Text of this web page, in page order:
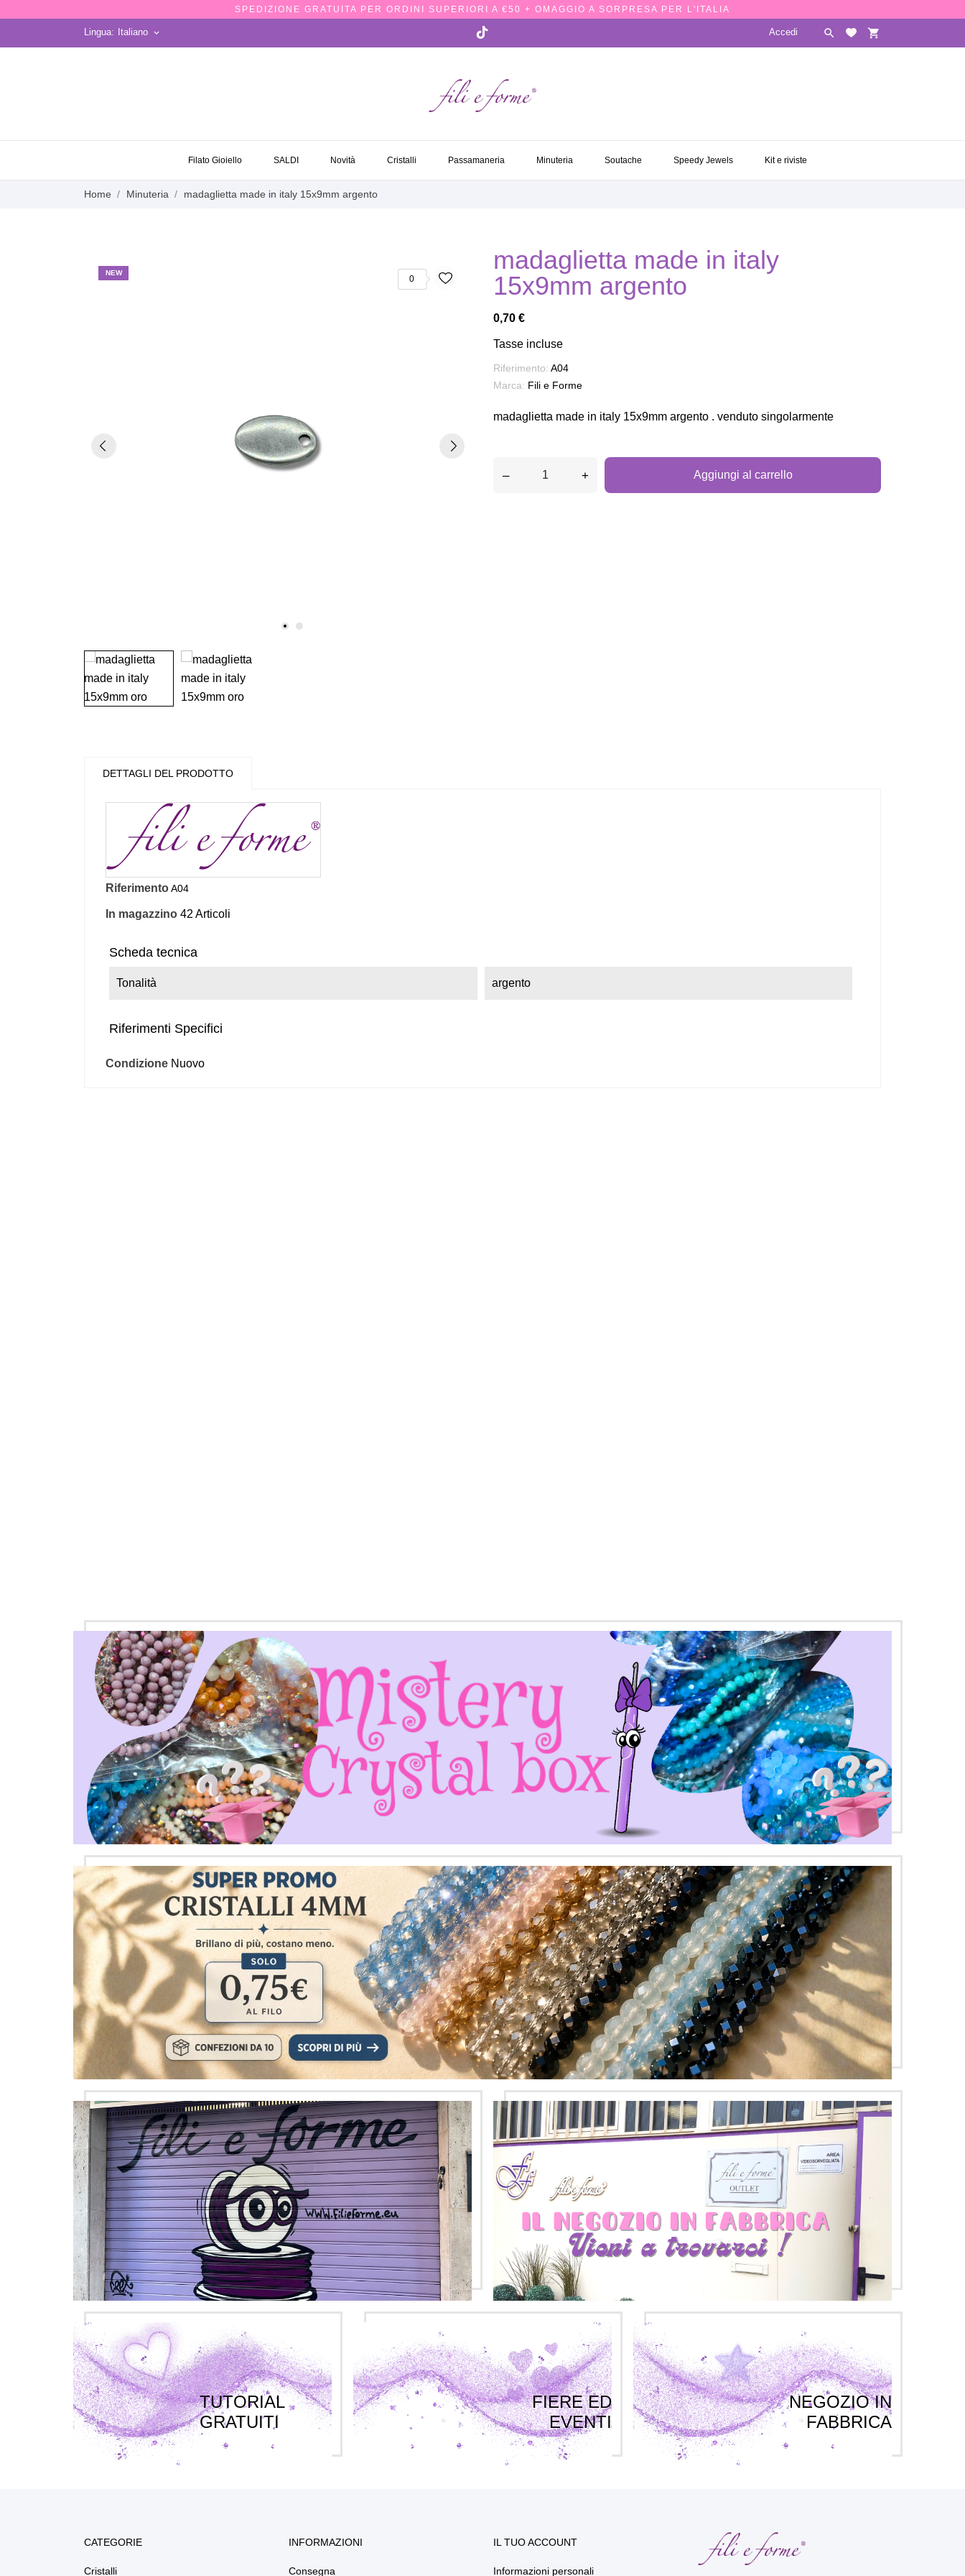
SPEDIZIONE GRATUITA PER ORDINI SUPERIORI A €50 + OMAGGIO A SORPRESA PER L'ITALIA
Lingua: Italiano keyboard_arrow_down Accedi  shopping_cart
Filato Gioiello SALDI Novità Cristalli Passamaneria Minuteria Soutache Speedy Jewels Kit e riviste
Home Minuteria madaglietta made in italy 15x9mm argento
NEW
0
madaglietta made in italy
15x9mm argento
0,70 €
Tasse incluse
Riferimento: A04
Marca: Fili e Forme
madaglietta made in italy 15x9mm argento . venduto singolarmente
– + Aggiungi al carrello
DETTAGLI DEL PRODOTTO
RiferimentoA04
In magazzino 42 Articoli
Scheda tecnica
Tonalità argento
Riferimenti Specifici
Condizione Nuovo
TUTORIAL
GRATUITI
FIERE ED
EVENTI
NEGOZIO IN
FABBRICA
CATEGORIE
Cristalli
INFORMAZIONI
Consegna
IL TUO ACCOUNT
Informazioni personali